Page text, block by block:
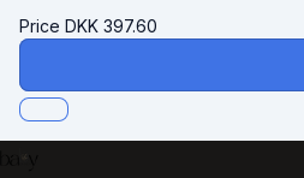
Price DKK 397.60